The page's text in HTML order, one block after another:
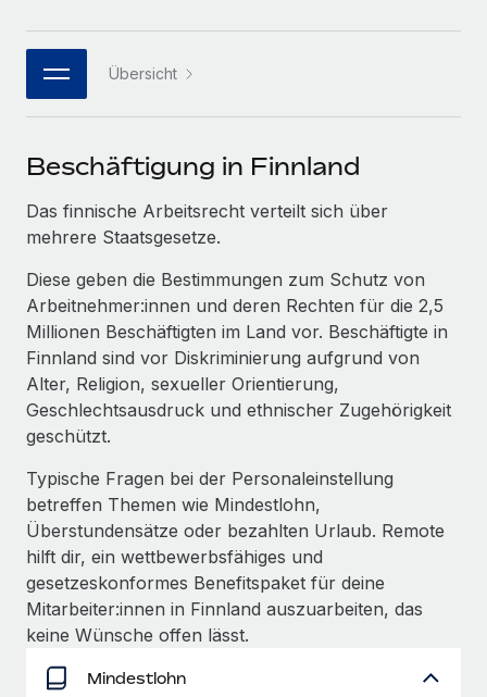
MCP
Integrationen
Tools
DIENSTLEISTUNGEN
Frag unsere Expert:innen
Hilfe von Expert:innen für globale HR & Compliance
Background-Checks
Einfacheres Bewerber:innen-Screening
Compliance Watchtower
Geräteverwaltung
Globale Bereitstellung und Verfolgung von IT-
Geräten
Gründung von Niederlassungen
Schnelle, rechtssichere Gründung von
PARTNER WERDEN
Flexible Einbettung von Global-HR-Funktionen in deine
Partner werden
Entdecke die Möglichkeiten einer Partnerschaft
Beratung zu Integrationen und KI-Automatisierung
FALLSTUDIEN
So hat der KI-Vorreiter Weaviate sein Team mit
Open-Source-Infrastrukturen. Das...
Mehr erfahren
Strategische Partnerschaft zwischen
Reverse Tech und Remote für Contractor
Management und Payroll
Reverse Tech auf einen Blick Das Gesundheits- und
Bibliothek für Stellenbeschreibungen
Webinare
Events
Newsroom
Informationen zu Gehältern und Qualifikationen
Insights Center
Hol dir Unterstützung
Alle Ressourcen anzeigen
Globale Payroll
EOR und PEO
Contractor Management
Den Blog erkunden
한국어 Übersicht
Beschäftigung in Finnland
Das finnische Arbeitsrecht verteilt sich über
mehrere Staatsgesetze.
Diese geben die Bestimmungen zum Schutz von
Arbeitnehmer:innen und deren Rechten für die 2,5
Millionen Beschäftigten im Land vor. Beschäftigte in
Finnland sind vor Diskriminierung aufgrund von
Alter, Religion, sexueller Orientierung,
Geschlechtsausdruck und ethnischer Zugehörigkeit
geschützt.
Typische Fragen bei der Personaleinstellung
betreffen Themen wie Mindestlohn,
Überstundensätze oder bezahlten Urlaub. Remote
hilft dir, ein wettbewerbsfähiges und
gesetzeskonformes Benefitspaket für deine
Mitarbeiter:innen in Finnland auszuarbeiten, das
keine Wünsche offen lässt.
Mindestlohn